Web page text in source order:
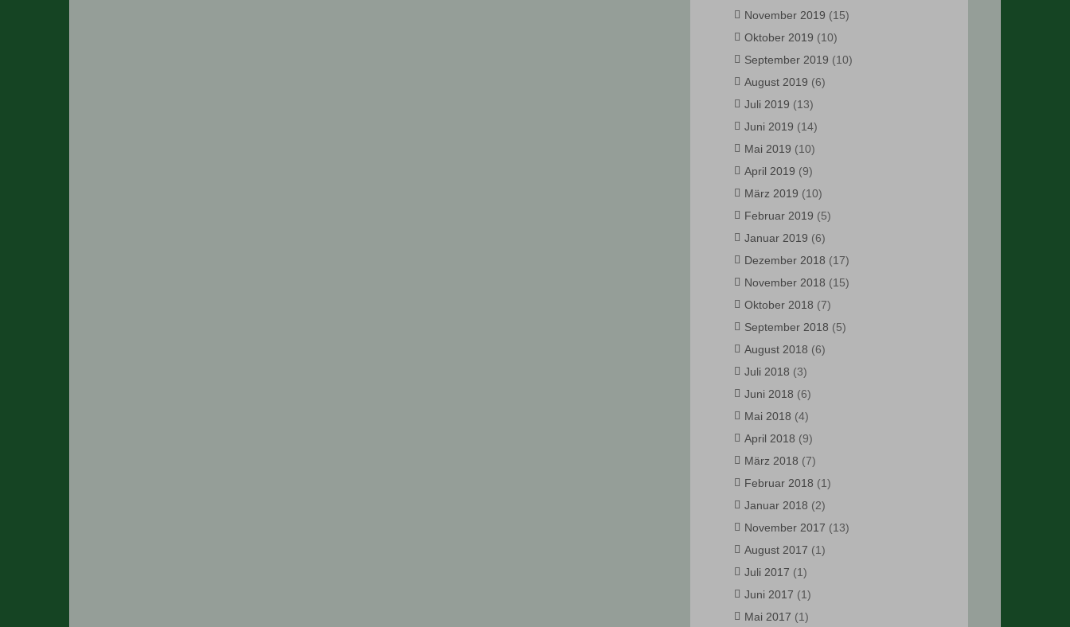
November 2019 (15)
Oktober 2019 (10)
September 2019 (10)
August 2019 (6)
Juli 2019 (13)
Juni 2019 (14)
Mai 2019 (10)
April 2019 (9)
März 2019 (10)
Februar 2019 (5)
Januar 2019 (6)
Dezember 2018 (17)
November 2018 (15)
Oktober 2018 (7)
September 2018 (5)
August 2018 (6)
Juli 2018 (3)
Juni 2018 (6)
Mai 2018 (4)
April 2018 (9)
März 2018 (7)
Februar 2018 (1)
Januar 2018 (2)
November 2017 (13)
August 2017 (1)
Juli 2017 (1)
Juni 2017 (1)
Mai 2017 (1)